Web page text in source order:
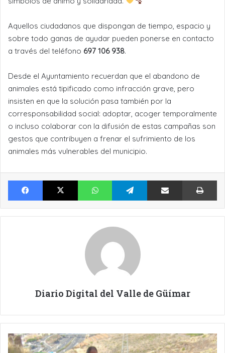
Aquellos ciudadanos que dispongan de tiempo, espacio y
sobre todo ganas de ayudar pueden ponerse en contacto
a través del teléfono 697 106 938.
Desde el Ayuntamiento recuerdan que el abandono de
animales está tipificado como infracción grave, pero
insisten en que la solución pasa también por la
corresponsabilidad social: adoptar, acoger temporalmente
o incluso colaborar con la difusión de estas campañas son
gestos que contribuyen a frenar el sufrimiento de los
animales más vulnerables del municipio.
Facebook X WhatsApp Telegram Compartir por Email
Diario Digital del Valle de Güímar
ACCIDENTE
CICLISTA